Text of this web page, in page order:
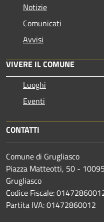
Notizie
Comunicati
Avvisi
VIVERE IL COMUNE
Luoghi
Eventi
CONTATTI
Comune di Grugliasco
Piazza Matteotti, 50 -
Grugliasco
Codice Fiscale:
Partita IVA: 01472860012